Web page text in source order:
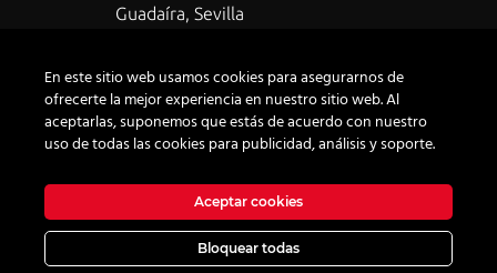
Guadaíra, Sevilla
info@modirepro.com
Política de privacidad|
En este sitio web usamos cookies para asegurarnos de
ofrecerte la mejor experiencia en nuestro sitio web. Al
aceptarlas, suponemos que estás de acuerdo con nuestro
uso de todas las cookies para publicidad, análisis y soporte.
Aceptar cookies
Bloquear todas